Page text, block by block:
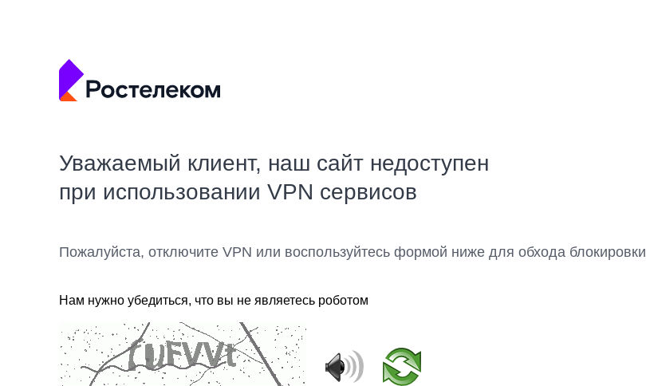
Уважаемый клиент, наш сайт недоступен
при использовании VPN сервисов
Пожалуйста, отключите VPN или воспользуйтесь формой ниже для обхода блокировки
Нам нужно убедиться, что вы не являетесь роботом